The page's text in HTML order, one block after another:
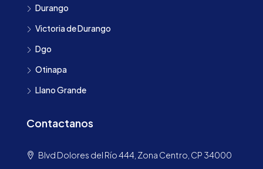
Durango
Victoria de Durango
Dgo
Otinapa
Llano Grande
Contactanos
Blvd Dolores del Río 444, Zona Centro, CP 34000